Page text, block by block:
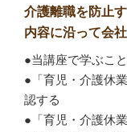
介護離職を防止
内容に沿って会
●当講座で学ぶこ
●「育児・介護休
認する
●「育児・介護休